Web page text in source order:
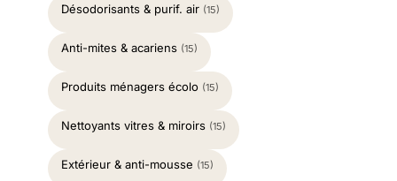
Désodorisants & purif. air (15)
Anti-mites & acariens (15)
Produits ménagers écolo (15)
Nettoyants vitres & miroirs (15)
Extérieur & anti-mousse (15)